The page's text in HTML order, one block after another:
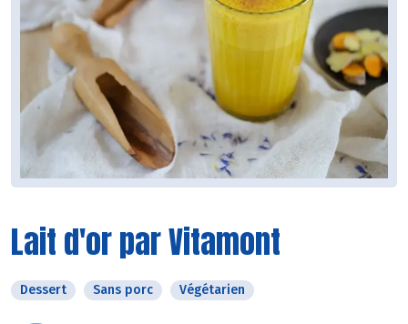
Lait d'or par Vitamont
Dessert Sans porc Végétarien